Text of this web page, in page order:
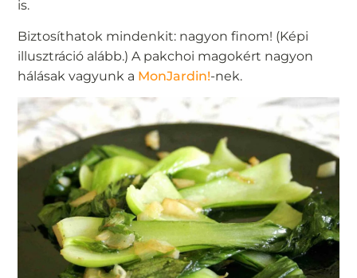
is.
Biztosíthatok mindenkit: nagyon finom! (Képi
illusztráció alább.) A pakchoi magokért nagyon
hálásak vagyunk a MonJardin!-nek.